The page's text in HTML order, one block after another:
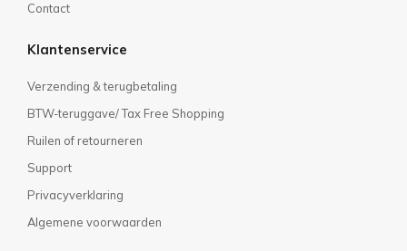
Contact
Klantenservice
Verzending & terugbetaling
BTW-teruggave/ Tax Free Shopping
Ruilen of retourneren
Support
Privacyverklaring
Algemene voorwaarden